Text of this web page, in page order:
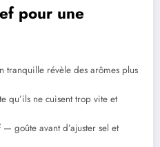
pour une
tranquille révèle des arômes plus
qu’ils ne cuisent trop vite et
— goûte avant d’ajuster sel et